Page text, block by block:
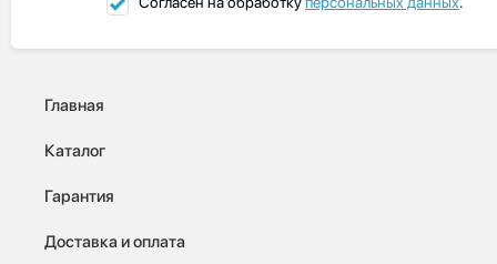
Главная
Каталог
Гарантия
Доставка и оплата